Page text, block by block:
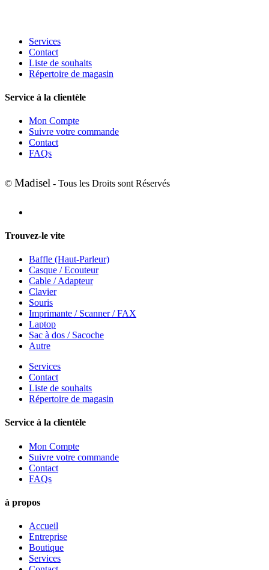
Services
Contact
Liste de souhaits
Répertoire de magasin
Service à la clientèle
Mon Compte
Suivre votre commande
Contact
FAQs
© Madisel - Tous les Droits sont Réservés
Trouvez-le vite
Baffle (Haut-Parleur)
Casque / Ecouteur
Cable / Adapteur
Clavier
Souris
Imprimante / Scanner / FAX
Laptop
Sac à dos / Sacoche
Autre
Services
Contact
Liste de souhaits
Répertoire de magasin
Service à la clientèle
Mon Compte
Suivre votre commande
Contact
FAQs
à propos
Accueil
Entreprise
Boutique
Services